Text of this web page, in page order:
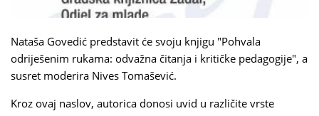
Nataša Govedić predstavit će svoju knjigu "Pohvala
odriješenim rukama: odvažna čitanja i kritičke pedagogije", a
susret moderira Nives Tomašević.
Kroz ovaj naslov, autorica donosi uvid u različite vrste